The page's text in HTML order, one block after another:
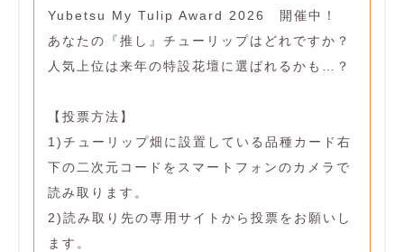
Yubetsu My Tulip Award 2026 開催中！
あなたの『推し』チューリップはどれですか？
人気上位は来年の特設花壇に選ばれるかも…？
【投票方法】
1)チューリップ畑に設置している品種カード右
下の二次元コードをスマートフォンのカメラで
読み取ります。
2)読み取り先の専用サイトから投票をお願いし
ます。